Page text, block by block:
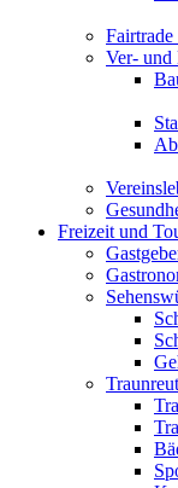
Fairtrade
Ver- und
Freizeit und